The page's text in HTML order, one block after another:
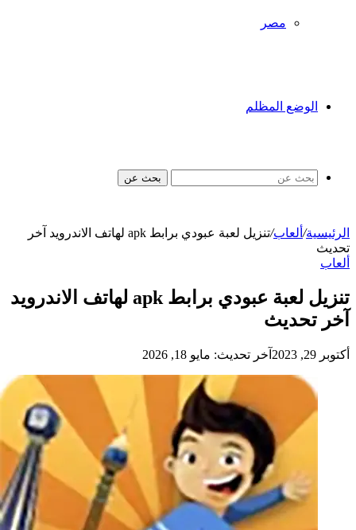
مصر
الوضع المظلم
بحث عن
الرئيسية/ ألعاب/
تنزيل لعبة عبودي برابط apk لهاتف الاندرويد آخر
تحديث
ألعاب
تنزيل لعبة عبودي برابط apk لهاتف الاندرويد
آخر تحديث
أكتوبر 29, 2023 آخر تحديث: مايو 18, 2026